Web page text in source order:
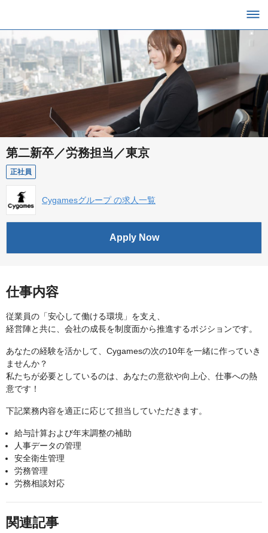
第二新卒／労務担当／東京
正社員
Cygamesグループ の求人一覧
Apply Now
仕事内容
従業員の「安心して働ける環境」を支え、
経営陣と共に、会社の成長を制度面から推進するポジションです。
あなたの経験を活かして、Cygamesの次の10年を一緒に作っていき
ませんか？
私たちが必要としているのは、あなたの意欲や向上心、仕事への熱
意です！
下記業務内容を適正に応じて担当していただきます。
給与計算および年末調整の補助
人事データの管理
安全衛生管理
労務管理
労務相談対応
関連記事